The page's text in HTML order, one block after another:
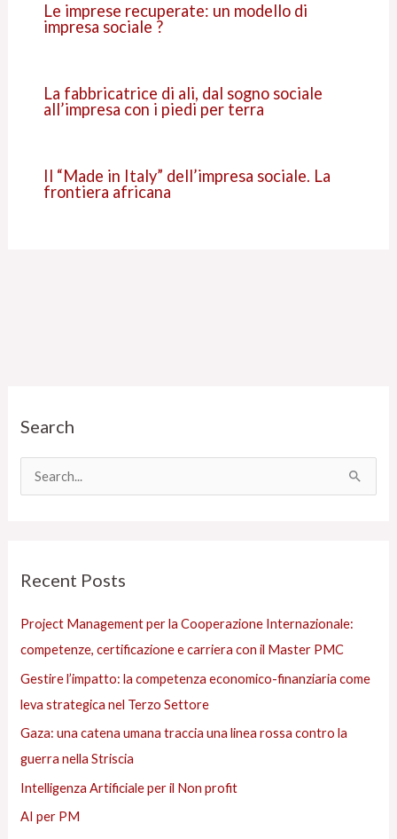
Le imprese recuperate: un modello di
impresa sociale ?
La fabbricatrice di ali, dal sogno sociale
all’impresa con i piedi per terra
Il “Made in Italy” dell’impresa sociale. La
frontiera africana
Search
a
Recent Posts
Project Management per la Cooperazione Internazionale:
competenze, certificazione e carriera con il Master PMC
Gestire l’impatto: la competenza economico-finanziaria come
leva strategica nel Terzo Settore
Gaza: una catena umana traccia una linea rossa contro la
guerra nella Striscia
Intelligenza Artificiale per il Non profit
AI per PM
a
i
s